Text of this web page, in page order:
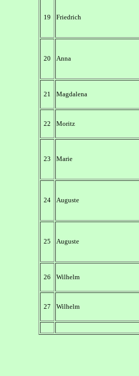
19 Friedrich
20 Anna
21 Magdalena
22 Moritz
23 Marie
24 Auguste
25 Auguste
26 Wilhelm
27 Wilhelm